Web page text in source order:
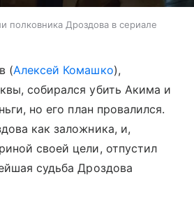
полковника Дроздова в сериале
(Алексей Комашко),
собирался убить Акима и
но его план провалился.
как заложника, и,
своей цели, отпустил
судьба Дроздова